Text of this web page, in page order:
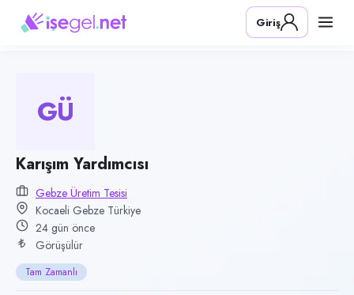
Pozisyon
Karışım Yardımcısı
Kategori
Konum
Gebze, Kocaeli
Çalışma şekli
Tam Zamanlı · Ofis
Yayın tarihi
13 Temmuz 2026
Giriş
GÜ
Karışım Yardımcısı
Gebze Üretim Tesisi
Kocaeli Gebze Türkiye
24 gün önce
Görüşülür
Tam Zamanlı